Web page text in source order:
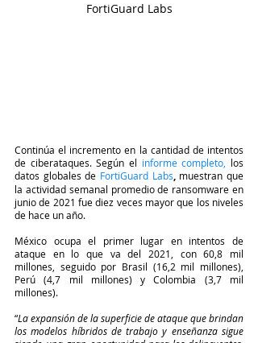
FortiGuard Labs
Continúa el incremento en la cantidad de intentos
de ciberataques. Según el informe completo, los
datos globales de FortiGuard Labs, muestran que
la actividad semanal promedio de ransomware en
junio de 2021 fue diez veces mayor que los niveles
de hace un año.
México ocupa el primer lugar en intentos de
ataque en lo que va del 2021, con 60,8 mil
millones, seguido por Brasil (16,2 mil millones),
Perú (4,7 mil millones) y Colombia (3,7 mil
millones).
“La expansión de la superficie de ataque que brindan
los modelos híbridos de trabajo y enseñanza sigue